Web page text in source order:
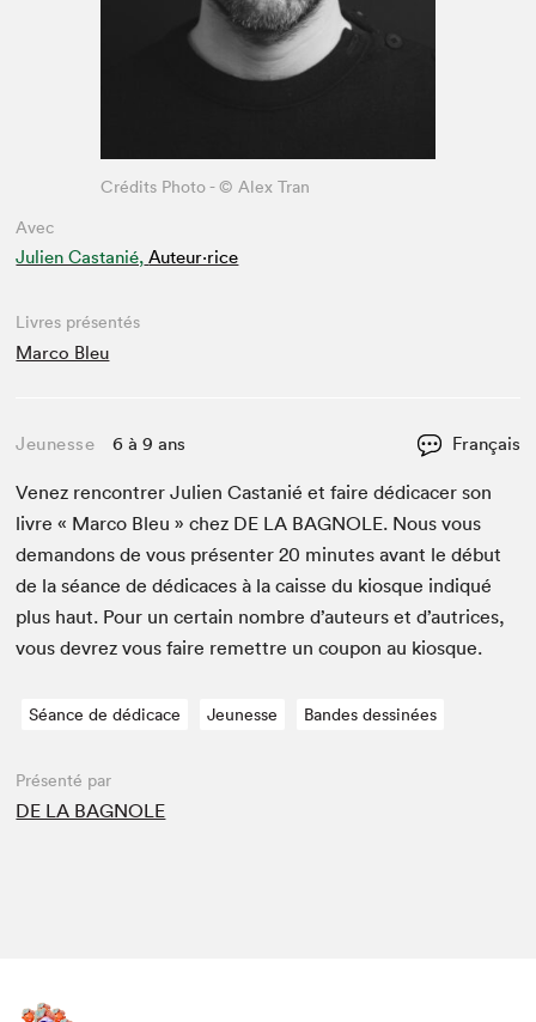
Avec
Julien Castanié, Auteur·rice
Crédits Photo - © Alex Tran
Livres présentés
Marco Bleu
Jeunesse 6 à 9 ans Français
Venez ren­con­tr­er Julien Cas­tanié et faire dédi­cac­er son
livre « Mar­co Bleu » chez DE LA BAG­NOLE. Nous vous
deman­dons de vous présen­ter20 min­utes avant le début
de la séance de dédi­caces à la caisse du kiosque indiqué
plus haut. Pour un cer­tain nom­bre d’auteurs et d’autrices,
vous devrez vous faire remet­tre un coupon au kiosque.
Séance de dédicace Jeunesse Bandes dessinées
Présenté par
DE LA BAGNOLE